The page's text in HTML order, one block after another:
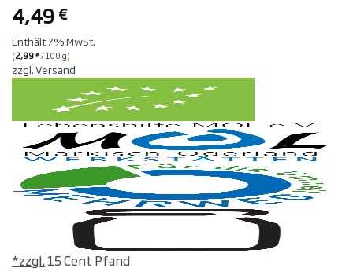
4,49 €
Enthält 7% MwSt.
(2,99€/ 100 g)
zzgl.Versand
*zzgl. 15 Cent Pfand